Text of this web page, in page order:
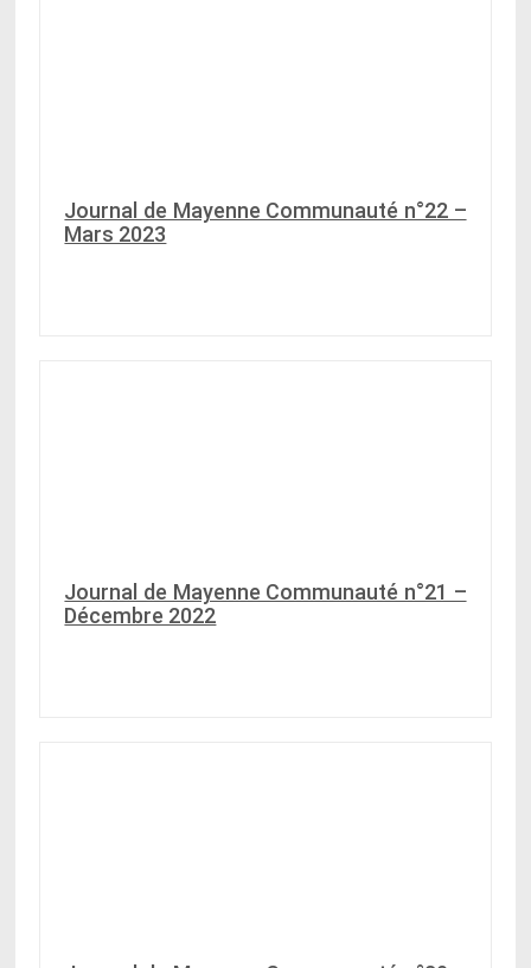
Journal de Mayenne Communauté n°22 –
Mars 2023
Journal de Mayenne Communauté n°21 –
Décembre 2022